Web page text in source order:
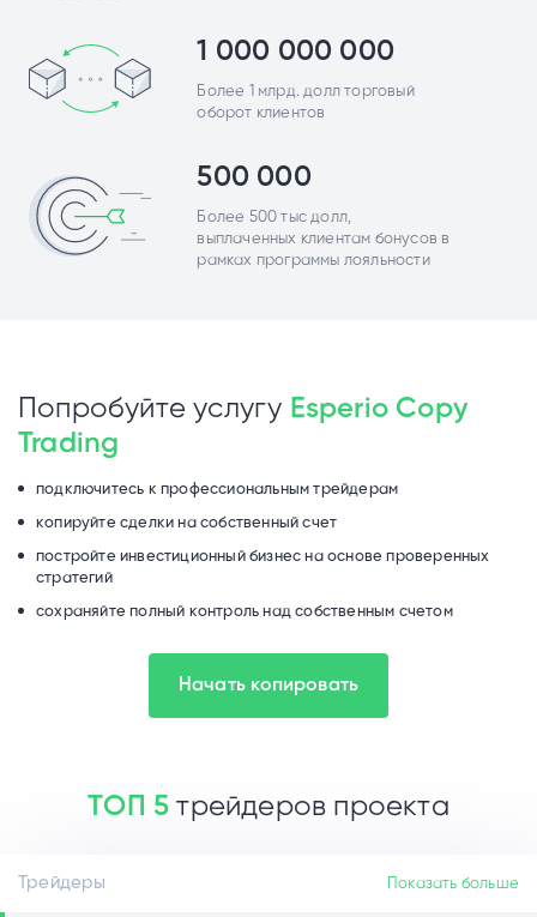
1 000 000 000
Более 1 млрд. долл торговый
оборот клиентов
500 000
Более 500 тыс долл,
выплаченных клиентам бонусов в
рамках программы лояльности
Попробуйте услугу Esperio Copy
Trading
подключитесь к профессиональным трейдерам
копируйте сделки на собственный счет
постройте инвестиционный бизнес на основе проверенных
стратегий
сохраняйте полный контроль над собственным счетом
Начать копировать
ТОП 5 трейдеров проекта
Трейдеры Показать больше